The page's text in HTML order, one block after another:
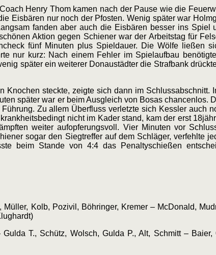
Henry Thom kamen nach der Pause wie die
Eisbären nur noch der Pfosten. Wenig später war
fanden aber auch die Eisbären besser ins Spiel
Aktion gegen Schiener war der Arbeitstag für
fünf Minuten plus Spieldauer. Die Wölfe ließen
nur kurz: Nach einem Fehler im Spielaufbau
später ein weiterer Donaustädter die Strafbank
steckte, zeigte sich dann im Schlussabschnitt.
später war er beim Ausgleich von Bosas chancenlos.
Zu allem Überfluss verletzte sich Kessler auch
nicht im Kader stand, kam der erst
weiter aufopferungsvoll. Vier Minuten vor
sogar den Siegtreffer auf dem Schläger, verfehlte
beim Stande von 4:4 das Penaltyschießen
Kolb, Pozivil, Böhringer, Kremer – McDonald,
T., Schütz, Wolsch, Gulda P., Alt, Schmitt –